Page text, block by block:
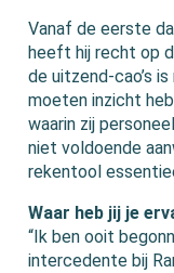
Vanaf de eerste
heeft hij recht op
de uitzend-cao’s
moeten inzicht
waarin zij
niet voldoende
rekentool
Waar heb jij je
“Ik ben ooit
intercedente bij